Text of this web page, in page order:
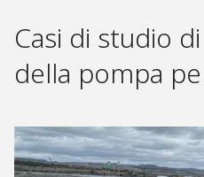
Casi di studio
della pompa